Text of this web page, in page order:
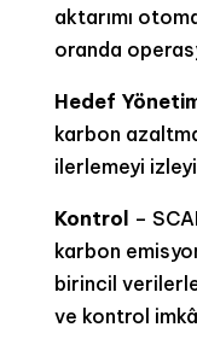
aktarımı
oranda
Hedef
karbon
ilerlemeyi
Kontrol –
karbon
birincil
ve kontrol